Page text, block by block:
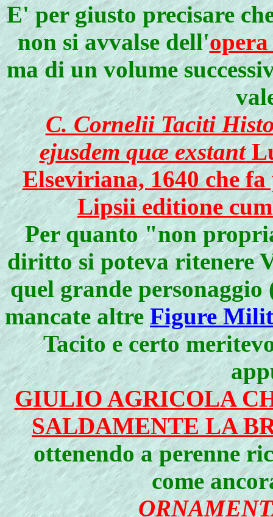
E' per giusto precisare
non si avvalse dell'
ma di un volume
C. Cornelii Taciti
ejusdem quæ exstant
Elseviriana, 1640 che
Lipsii editione
Per quanto "non
diritto si poteva ritenere
quel grande
mancate altreFigure
Tacito e certo
GIULIO AGRICOLA
SALDAMENTE LA
ottenendo a perenne
come